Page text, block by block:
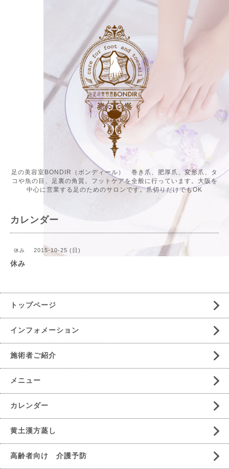
足の美容室BONDIR（ボンディール） 巻き爪、肥厚爪、変形爪、タ
コや魚の目、足裏の角質。フットケアを全般に行っています。大阪を
中心に営業する足のためのサロンです。爪切りだけでもOK
カレンダー
休み 2015-10-25 (日)
休み
トップページ
インフォメーション
施術者ご紹介
メニュー
カレンダー
黄土漢方蒸し
高齢者向け 介護予防